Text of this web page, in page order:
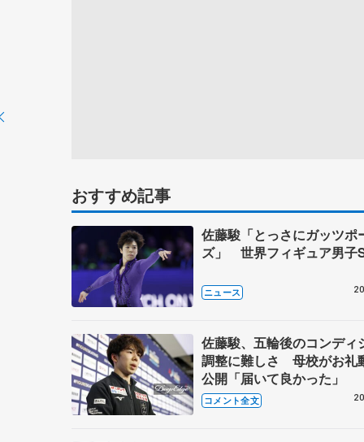
おすすめ記事
佐藤駿「とっさにガッツポ
ズ」 世界フィギュア男
ニュース
佐藤駿、五輪後のコンディ
調整に難しさ 母校がお礼
公開「届いて良かった」
フィギュア公式練習】
コメント全文